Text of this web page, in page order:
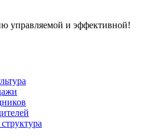
управляемой и эффективной!